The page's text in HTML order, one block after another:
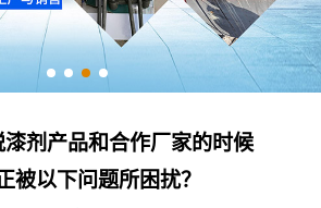
剂产品和合作厂家的时候
被以下问题所困扰？